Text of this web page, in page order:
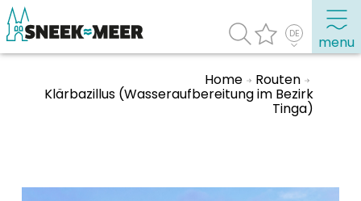
menu
Highlights
Home Routen
Klärbazillus (Wasseraufbereitung im Bezirk
Tinga)